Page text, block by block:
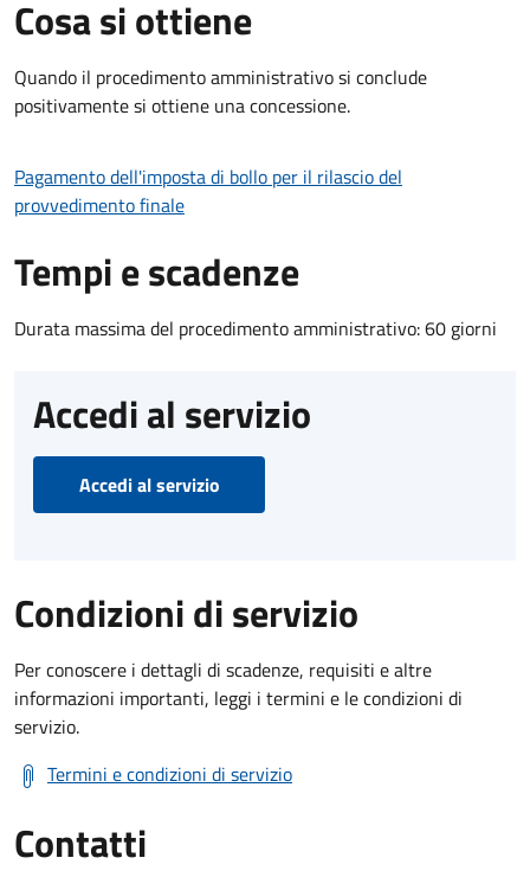
Cosa si ottiene
Quando il procedimento amministrativo si conclude
positivamente si ottiene una concessione.
Pagamento dell'imposta di bollo per il rilascio del
provvedimento finale
Tempi e scadenze
Durata massima del procedimento amministrativo: 60 giorni
Accedi al servizio
Accedi al servizio
Condizioni di servizio
Per conoscere i dettagli di scadenze, requisiti e altre
informazioni importanti, leggi i termini e le condizioni di
servizio.
Termini e condizioni di servizio
Contatti